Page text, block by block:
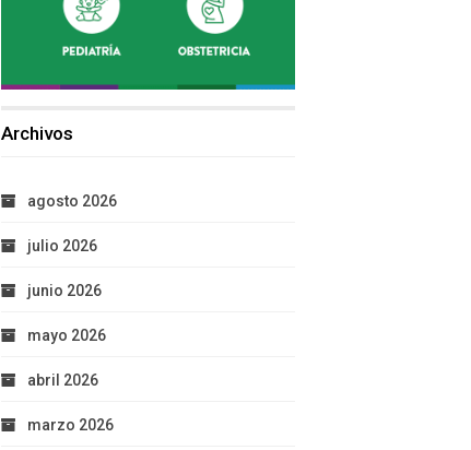
Archivos
agosto 2026
julio 2026
junio 2026
mayo 2026
abril 2026
marzo 2026